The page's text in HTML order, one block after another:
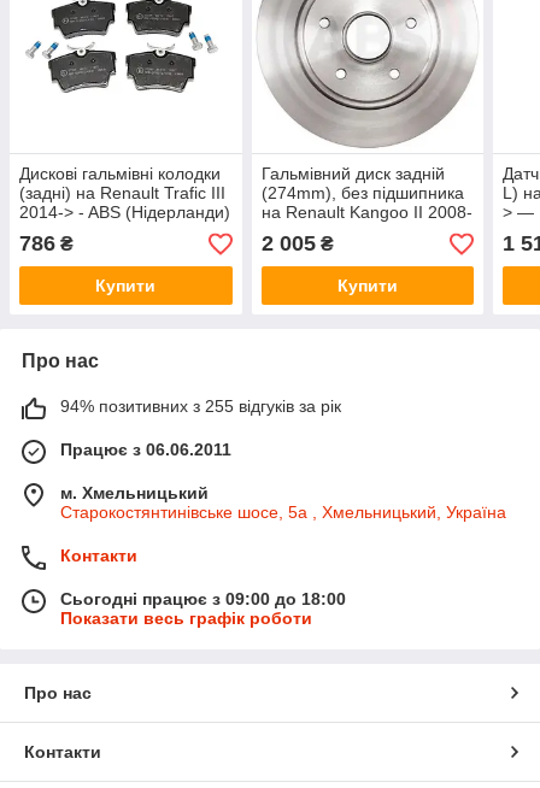
Дискові гальмівні колодки
(задні) на Renault Trafic III
2014-> - ABS (Нідерланди)
786 ₴
Купити
Гальмівний диск задній
(274mm), без підшипника
на Renault Kangoo II 2008-
ABS17981
2 005₴
Купити
L)
> —
1
Про нас
94% позитивних з 255 відгуків за рік
Працює з 06.06.2011
м. Хмельницький
Старокостянтинівське шосе, 5а , Хмельницький, Україна
Контакти
Сьогодні працює з 09:00 до 18:00
Показати весь графік роботи
Про нас
Контакти